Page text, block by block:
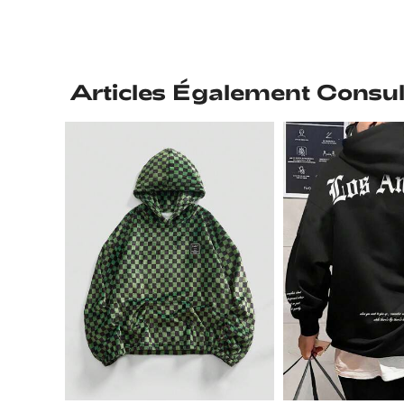
Articles Également